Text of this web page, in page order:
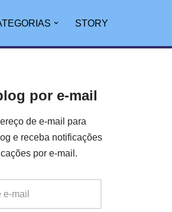
STORY
por e-mail
de e-mail para
e receba notificações
por e-mail.